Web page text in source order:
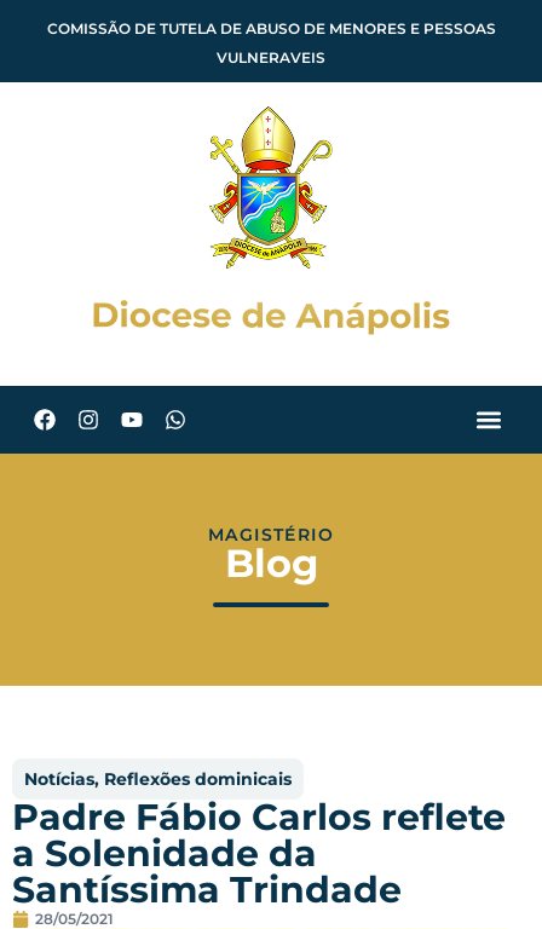
COMISSÃO DE TUTELA DE ABUSO DE MENORES E PESSOAS
VULNERAVEIS
MAGISTÉRIO
Blog
Notícias, Reflexões dominicais
Padre Fábio Carlos reflete
a Solenidade da
Santíssima Trindade
28/05/2021